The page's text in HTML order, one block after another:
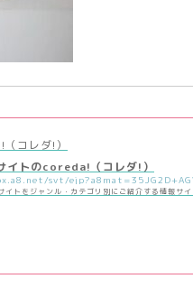
コレダ!）
イトのcoreda!（コレダ!）
イトをジャンル・カテゴリ別にご紹介する情報サ